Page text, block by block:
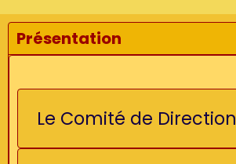
Présentation
Le Comité de Direction